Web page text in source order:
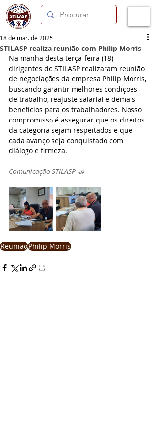
STILASP realiza reunião com Philip Morris
18 de mar. de 2025
Na manhã desta terça-feira (18)
dirigentes do STILASP realizaram reunião
de negociações da empresa Philip Morris,
buscando garantir melhores condições
de trabalho, reajuste salarial e demais
benefícios para os trabalhadores. Nosso
compromisso é assegurar que os direitos
da categoria sejam respeitados e que
cada avanço seja conquistado com
diálogo e firmeza.
Comunicação STILASP 🤝
ReuniãoPhilip Morris